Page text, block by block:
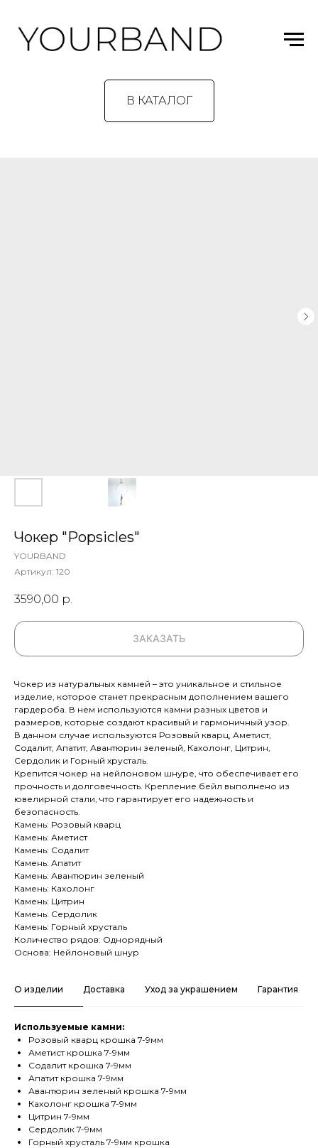
В КАТАЛОГ
Чокер "Popsicles"
YOURBAND
Артикул: 120
3590,00 р.
ЗАКАЗАТЬ
Чокер из натуральных камней – это уникальное и стильное
изделие, которое станет прекрасным дополнением вашего
гардероба. В нем используются камни разных цветов и
размеров, которые создают красивый и гармоничный узор.
В данном случае используются Розовый кварц, Аметист,
Содалит, Апатит, Авантюрин зеленый, Кахолонг, Цитрин,
Сердолик и Горный хрусталь.
Крепится чокер на нейлоновом шнуре, что обеспечивает его
прочность и долговечность. Крепление бейл выполнено из
ювелирной стали, что гарантирует его надежность и
безопасность.
Камень: Розовый кварц
Камень: Аметист
Камень: Содалит
Камень: Апатит
Камень: Авантюрин зеленый
Камень: Кахолонг
Камень: Цитрин
Камень: Сердолик
Камень: Горный хрусталь
Количество рядов: Однорядный
Основа: Нейлоновый шнур
О изделии Доставка Уход за украшением Гарантия
Используемые камни:
Розовый кварц крошка 7-9мм
Аметист крошка 7-9мм
Содалит крошка 7-9мм
Апатит крошка 7-9мм
Авантюрин зеленый крошка 7-9мм
Кахолонг крошка 7-9мм
Цитрин 7-9мм
Сердолик 7-9мм
Горный хрусталь 7-9мм крошка